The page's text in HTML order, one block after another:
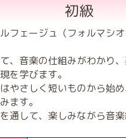
初級
フェージュ（フォルマシオ
、音楽の仕組みがわかり
を学びます。
やさしく短いものから始
ます。
通して、楽しみながら音楽